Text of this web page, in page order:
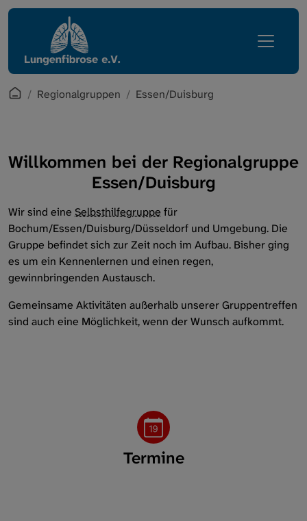
Direkt zur Hauptnavigation springen
Direkt zum Inhalt springen
Startpage
Regionalgruppen Essen/Duisburg
Willkommen bei der Regionalgruppe
Essen/Duisburg
Wir sind eine Selbsthilfegruppe für
Bochum/Essen/Duisburg/Düsseldorf und Umgebung. Die
Gruppe befindet sich zur Zeit noch im Aufbau. Bisher ging
es um ein Kennenlernen und einen regen,
gewinnbringenden Austausch.
Gemeinsame Aktivitäten außerhalb unserer Gruppentreffen
sind auch eine Möglichkeit, wenn der Wunsch aufkommt.
Termine
Lungenfibrose
Erkrankung
Leben mit Lungenfibrose
Verein
Intern
Übersicht
Erftstadt/Euskirchen
Essen/Duisburg
Gütersloh/Ostwestfalen
Kassel
Lörrach und Südbaden
Ober-/Mittel-/Unterfranken